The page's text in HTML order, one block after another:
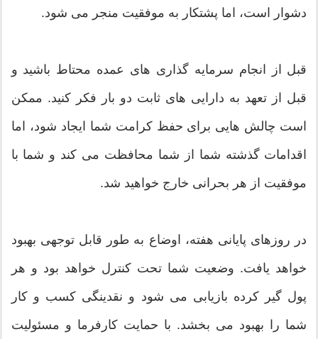
دشوار است، اما پشتکار به موفقیت منجر می شود.
قبل از انجام سرمایه گذاری های عمده محتاط باشید و
قبل از تعهد به دارایی های ثابت دو بار فکر کنید. ممکن
است چالش هایی برای حفظ کرامت شما ایجاد شود، اما
اقدامات گذشته شما از شما محافظت می کند و شما با
موفقیت از هر بحرانی خارج خواهید شد.
در روزهای پایانی هفته، اوضاع به طور قابل توجهی بهبود
خواهد یافت. وضعیت شما تحت کنترل خواهد بود و هر
پول گیر کرده بازیابی می شود و نقدینگی کسب و کار
شما را بهبود می بخشد. با حمایت کارفرما و مسئولیت